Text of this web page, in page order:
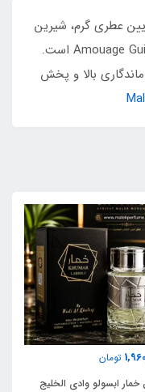
عطری گرم، شیرین
و لوکس با الهام از عطر معروف Amouage Guidance است.
بالا و پخش
تومان
خمار ابسولو وادی الخلیج